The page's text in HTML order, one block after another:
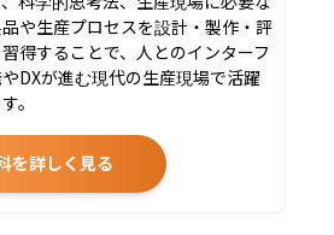
や生産プロセスを設計・製作・評
得することで、人とのインターフ
DXが進む現代の生産現場で活躍
。
を詳しく見る